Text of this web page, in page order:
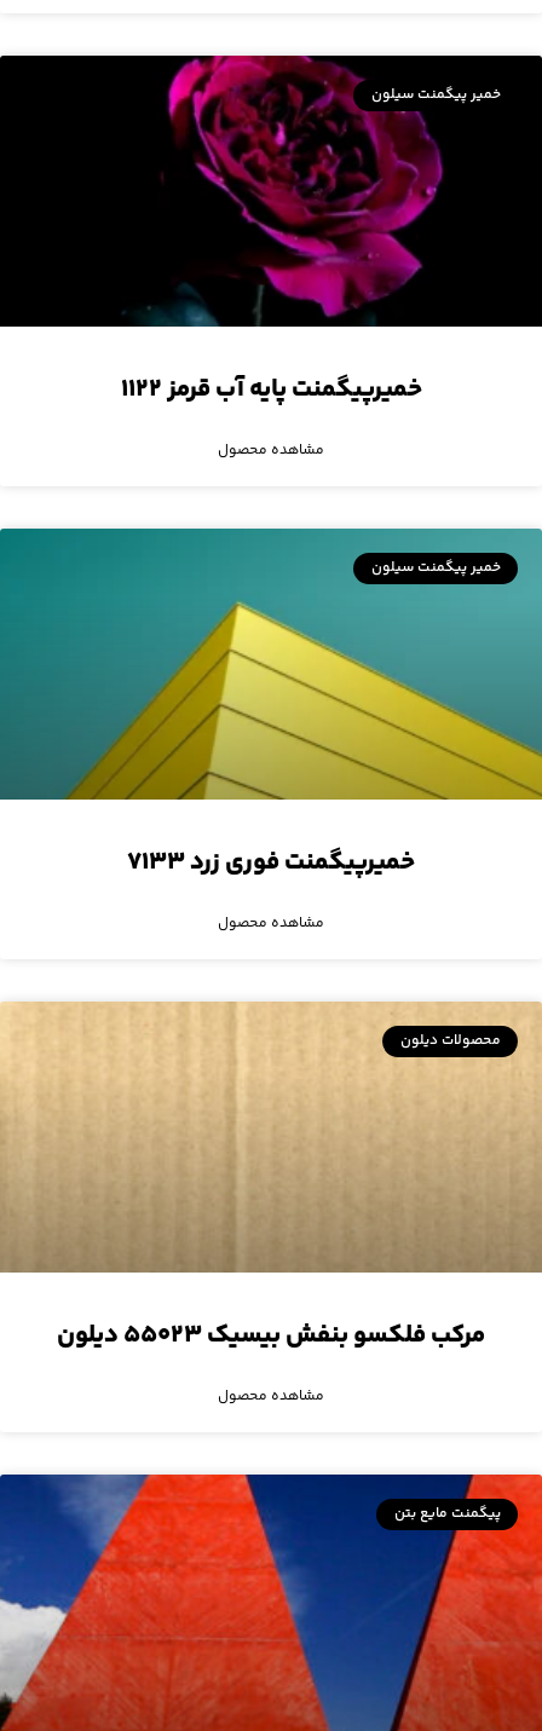
خمیر پیگمنت سیلون
خمیرپیگمنت پایه آب قرمز ۱۱۲۲
مشاهده محصول
خمیر پیگمنت سیلون
خمیرپیگمنت فوری زرد ۷۱۳۳
مشاهده محصول
محصولات دیلون
مرکب فلکسو بنفش بیسیک ۵۵۰۲۳ دیلون
مشاهده محصول
پیگمنت مایع بتن